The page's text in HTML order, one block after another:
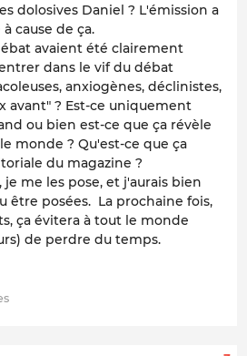
dolosives Daniel ? L'émission a
cause de ça.
avaient été clairement
dans le vif du débat
anxiogènes, déclinistes,
avant" ? Est-ce uniquement
ou bien est-ce que ça révèle
monde ? Qu'est-ce que ça
du magazine ?
je me les pose, et j'aurais bien
être posées. La prochaine fois,
ça évitera à tout le monde
de perdre du temps.